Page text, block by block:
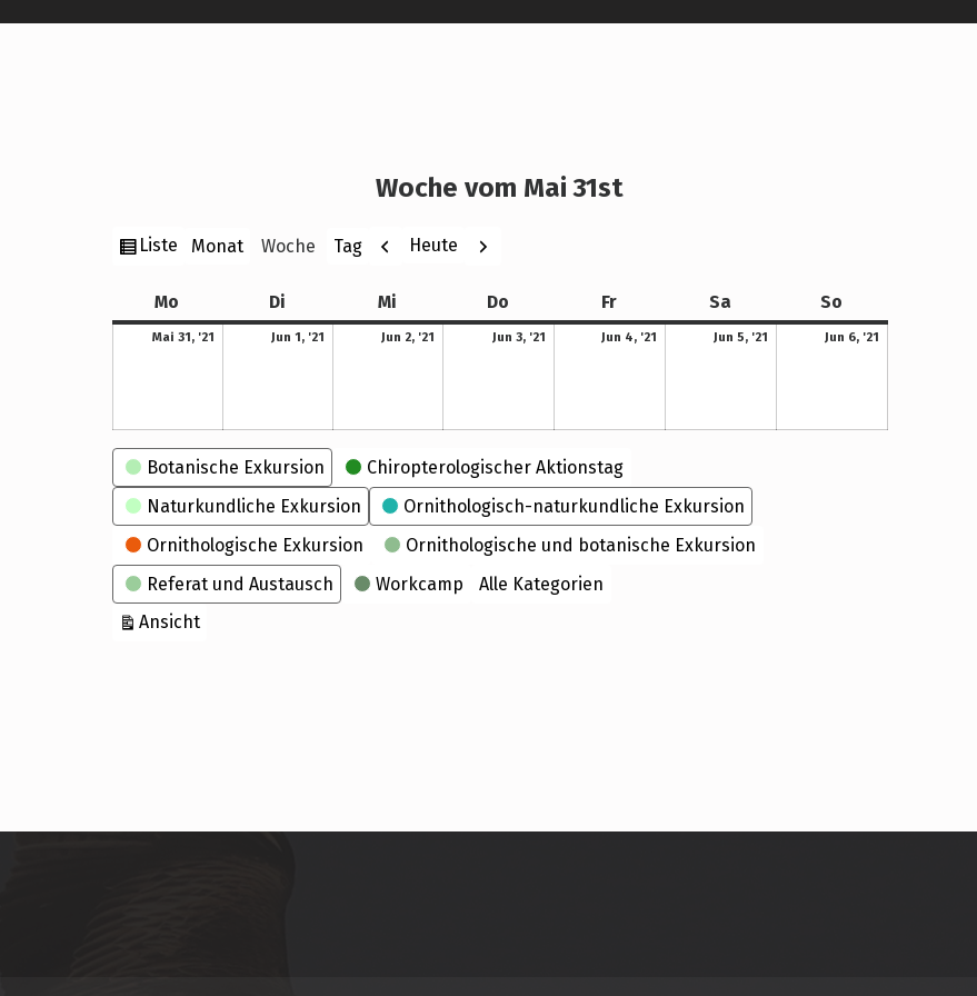
Woche vom Mai 31st
Ansicht
Liste Monat Woche Tag Zurück
Heute Weiter
Mo Di Mi Do Fr Sa So
Mai 31, '21
31. Mai 2021
Jun 1, '21
1. Juni 2021
Jun 2, '21
2. Juni 2021
Jun 3, '21
3. Juni 2021
Jun 4, '21
4. Juni 2021
Jun 5, '21
5. Juni 2021
Jun 6, '21
6. Juni 2021
Kategorien
Botanische Exkursion
Chiropterologischer Aktionstag
Naturkundliche Exkursion
Ornithologisch-naturkundliche Exkursion
Ornithologische Exkursion
Ornithologische und botanische Exkursion
Referat und Austausch
Workcamp
Alle Kategorien
Ansichtausdrucken